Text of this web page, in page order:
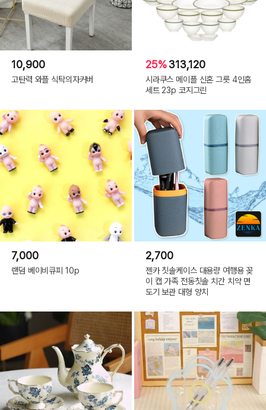
10,900
고탄력 와플 식탁의자커버
25%313,120
시라쿠스 메이플 신혼 그릇 4인홈
세트 23p 코지그린
7,000
랜덤 베이비큐피 10p
2,700
젠카 칫솔케이스 대용량 여행용 꽂
이 캡 가족 전동칫솔 치간 치약 면
도기 보관 대형 양치